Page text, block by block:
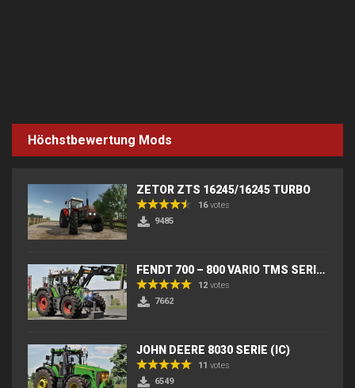
Höchstbewertung Mods
ZETOR ZTS 16245/16245 TURBO
16votes
9485
FENDT 700 – 800 VARIO TMS SERIES (IC) V2
12 votes
7662
JOHN DEERE 8030 SERIE (IC)
11 votes
6549